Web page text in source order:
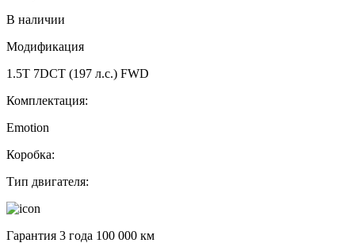
В наличии
Модификация
1.5T 7DCT (197 л.с.) FWD
Комплектация:
Emotion
Коробка:
Тип двигателя:
Гарантия 3 года 100 000 км